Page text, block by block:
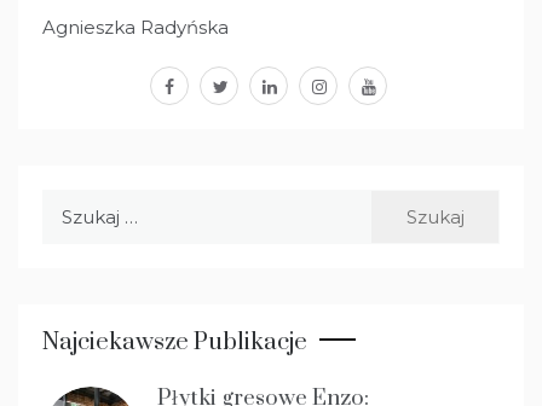
Agnieszka Radyńska
facebook
twitterlinkedininstagram
youtube
Najciekawsze Publikacje
Płytki gresowe Enzo: